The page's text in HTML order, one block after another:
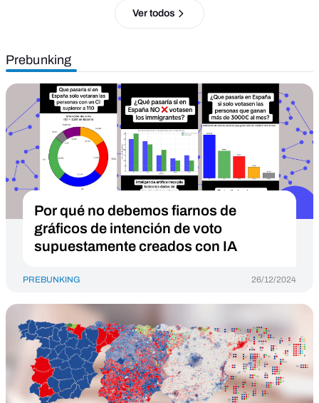
Ver todos
Prebunking
Por qué no debemos fiarnos de
gráficos de intención de voto
supuestamente creados con IA
PREBUNKING 26/12/2024